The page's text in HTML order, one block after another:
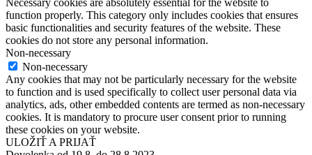
Necessary cookies are absolutely essential for the website to
function properly. This category only includes cookies that ensures
basic functionalities and security features of the website. These
cookies do not store any personal information.
Non-necessary
Non-necessary
Any cookies that may not be particularly necessary for the website
to function and is used specifically to collect user personal data via
analytics, ads, other embedded contents are termed as non-necessary
cookies. It is mandatory to procure user consent prior to running
these cookies on your website.
ULOŽIŤ A PRIJAŤ